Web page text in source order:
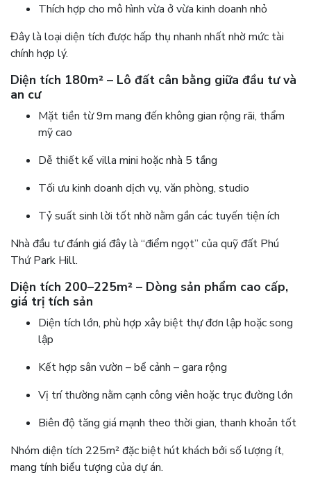
Thích hợp cho mô hình vừa ở vừa kinh doanh nhỏ
Đây là loại diện tích được hấp thụ nhanh nhất nhờ mức tài
chính hợp lý.
Diện tích 180m² – Lô đất cân bằng giữa đầu tư và
an cư
Mặt tiền từ 9m mang đến không gian rộng rãi, thẩm
mỹ cao
Dễ thiết kế villa mini hoặc nhà 5 tầng
Tối ưu kinh doanh dịch vụ, văn phòng, studio
Tỷ suất sinh lời tốt nhờ nằm gần các tuyến tiện ích
Nhà đầu tư đánh giá đây là “điểm ngọt” của quỹ đất Phú
Thứ Park Hill.
Diện tích 200–225m² – Dòng sản phẩm cao cấp,
giá trị tích sản
Diện tích lớn, phù hợp xây biệt thự đơn lập hoặc song
lập
Kết hợp sân vườn – bể cảnh – gara rộng
Vị trí thường nằm cạnh công viên hoặc trục đường lớn
Biên độ tăng giá mạnh theo thời gian, thanh khoản tốt
Nhóm diện tích 225m² đặc biệt hút khách bởi số lượng ít,
mang tính biểu tượng của dự án.